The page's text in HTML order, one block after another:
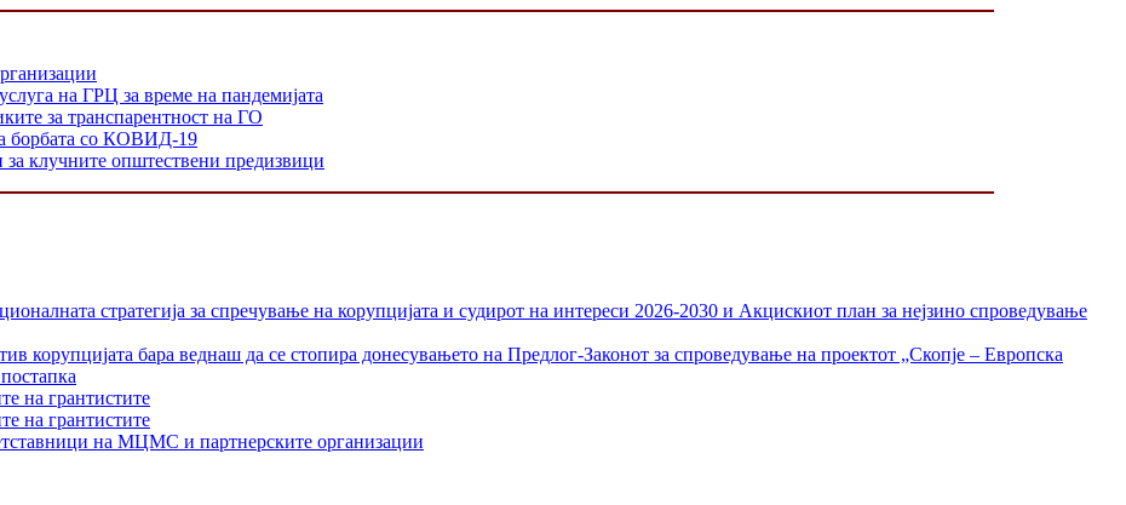
на ГРЦ за време на пандемијата
за транспарентност на ГО
борбата со КОВИД-19
за клучните општествени предизвици
стратегија за спречување на корупцијата и судирот на интереси 2026-2030 и Акцискиот план за нејзино спроведување
корупцијата бара веднаш да се стопира донесувањето на Предлог-Законот за спроведување на проектот „Скопје – Европска
на грантистите
на грантистите
на МЦМС и партнерските организации